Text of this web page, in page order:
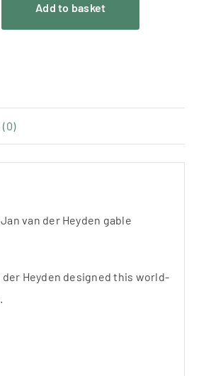
Add to basket
van der Heyden gable
der Heyden designed this world-